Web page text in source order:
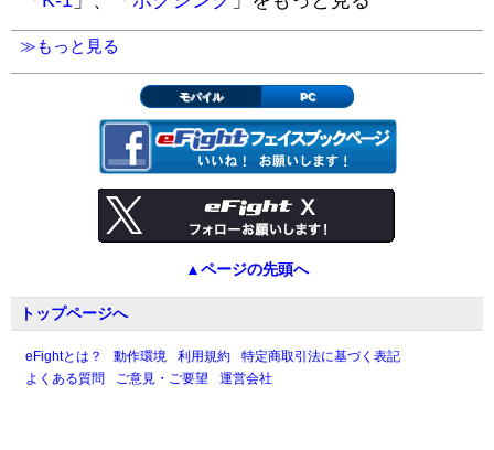
≫もっと見る
モバイル PC
▲ページの先頭へ
トップページへ
eFightとは？ 動作環境 利用規約
特定商取引法に基づく表記
よくある質問
ご意見・ご要望 運営会社